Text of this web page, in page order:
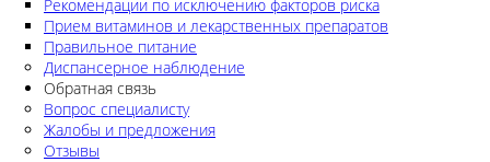
Рекомендации по исключению факторов риска
Прием витаминов и лекарственных препаратов
Правильное питание
Диспансерное наблюдение
Обратная связь
Вопрос специалисту
Жалобы и предложения
Отзывы